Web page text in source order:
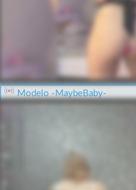
Modelo -MaybeBaby-